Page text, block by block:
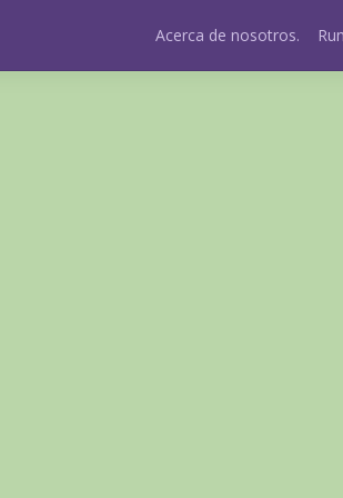
Acerca de nosotros.